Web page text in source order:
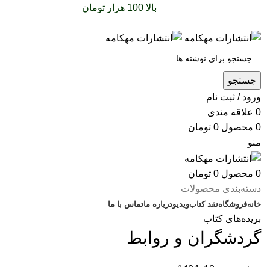
بالا 100 هزار تومان
جستجو
ورود / ثبت نام
0 علاقه مندی
0 محصول 0 تومان
منو
0 محصول 0 تومان
دسته‌بندی محصولات
خانهفروشگاهنقد کتابویدیودرباره‌ ماتماس با ما
بریده‌های کتاب
گردشگران و روابط